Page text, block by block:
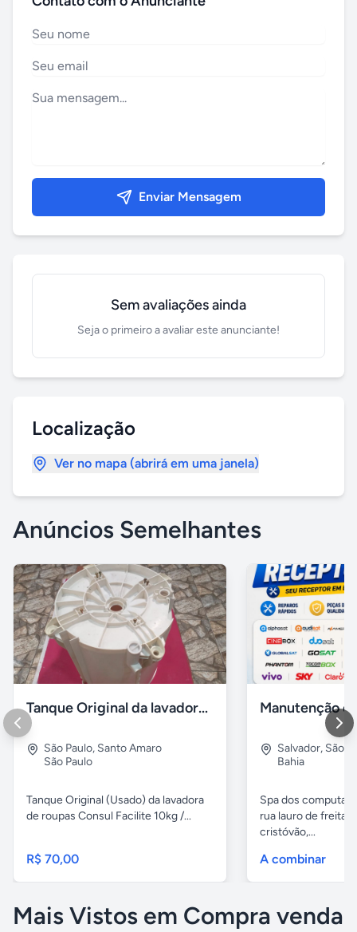
Enviar Mensagem
Sem avaliações ainda
Seja o primeiro a avaliar este anunciante!
Localização
Ver no mapa (abrirá em uma janela)
Anúncios Semelhantes
Tanque Original da lavadora de roupas Consul / Brastemp
São Paulo, Santo Amaro
São Paulo
Tanque Original (Usado) da lavadora
de roupas Consul Facilite 10kg /...
R$ 70,00
Salvador, São
Bahia
Spa dos
rua lauro de freitas,
cristóvão,...
A combinar
Mais Vistos em Compra venda